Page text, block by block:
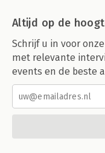
Altijd op de
Schrijf u in voor
met relevante
events en de beste